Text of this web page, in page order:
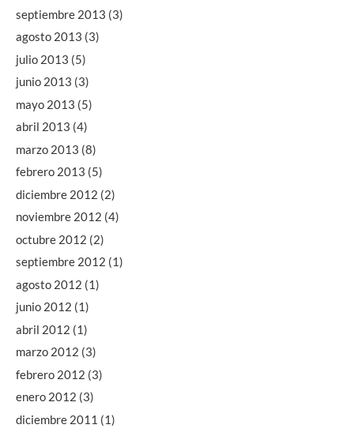
septiembre 2013 (3)
agosto 2013 (3)
julio 2013 (5)
junio 2013 (3)
mayo 2013 (5)
abril 2013 (4)
marzo 2013 (8)
febrero 2013 (5)
diciembre 2012 (2)
noviembre 2012 (4)
octubre 2012 (2)
septiembre 2012 (1)
agosto 2012 (1)
junio 2012 (1)
abril 2012 (1)
marzo 2012 (3)
febrero 2012 (3)
enero 2012 (3)
diciembre 2011 (1)